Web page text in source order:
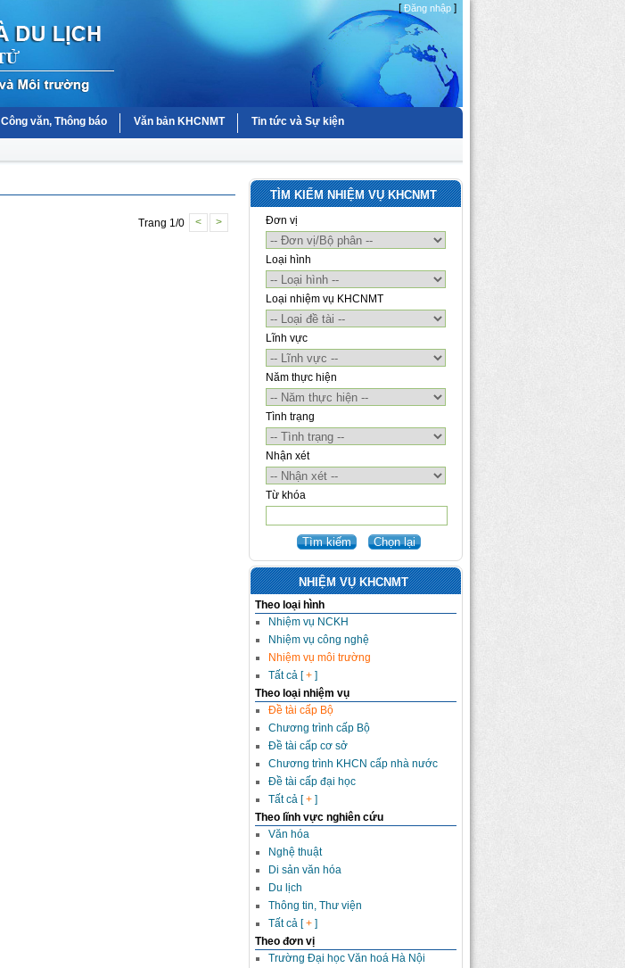
[Đăng nhập ]
Công văn, Thông báo Văn bản KHCNMT Tin tức và Sự kiện
Trang 1/0 < >
TÌM KIẾM NHIỆM VỤ KHCNMT
Đơn vị
Loại hình
Loại nhiệm vụ KHCNMT
Lĩnh vực
Năm thực hiện
Tình trạng
Nhận xét
Từ khóa
NHIỆM VỤ KHCNMT
Theo loại hình
Nhiệm vụ NCKH
Nhiệm vụ công nghệ
Nhiệm vụ môi trường
Tất cả [+ ]
Theo loại nhiệm vụ
Đề tài cấp Bộ
Chương trình cấp Bộ
Đề tài cấp cơ sở
Chương trình KHCN cấp nhà nước
Đề tài cấp đại học
Tất cả [+ ]
Theo lĩnh vực nghiên cứu
Văn hóa
Nghệ thuật
Di sản văn hóa
Du lịch
Thông tin, Thư viện
Tất cả [+ ]
Theo đơn vị
Trường Đại học Văn hoá Hà Nội